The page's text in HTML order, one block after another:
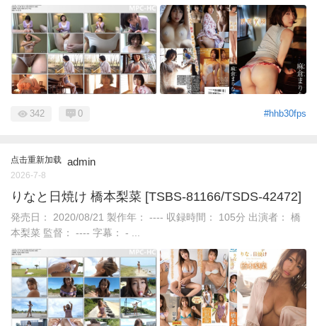
#hhb30fps
342 0
点击重新加载 admin
2026-7-8
りなと日焼け 橋本梨菜 [TSBS-81166/TSDS-42472]
発売日： 2020/08/21 製作年： ---- 収録時間： 105分 出演者： 橋
本梨菜 監督： ---- 字幕： - ...